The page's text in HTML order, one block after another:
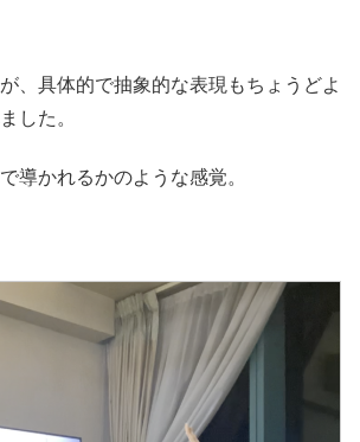
、具体的で抽象的な表現もちょうどよ
した。
導かれるかのような感覚。